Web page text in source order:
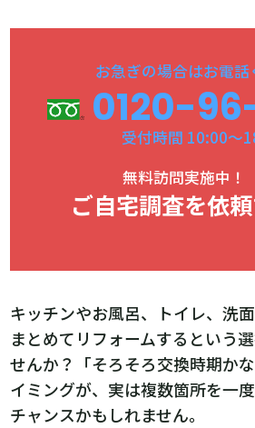
お急ぎの場合はお電話
0120-
受付時間 10:00～
無料訪問実施中！
ご自宅調査を依
キッチンやお風呂、トイレ、洗
まとめてリフォームするという
せんか？「そろそろ交換時期か
イミングが、実は複数箇所を一
チャンスかもしれません。